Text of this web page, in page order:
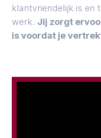
klantvriendelijk is en
werk. Jij zorgt
is voordat je